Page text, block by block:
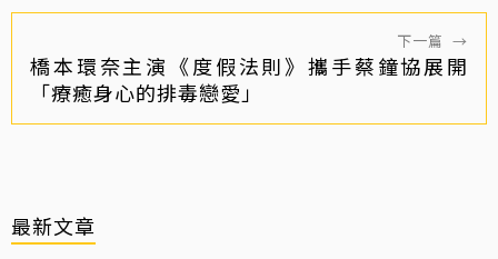
下一篇 →
橋本環奈主演《度假法則》攜手蔡鐘協展開
「療癒身心的排毒戀愛」
最新文章